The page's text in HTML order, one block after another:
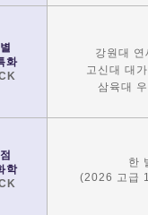
화
강원대
고신대 대
삼육대
학
한
(2026 고급